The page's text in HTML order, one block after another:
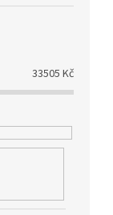
33505 Kč